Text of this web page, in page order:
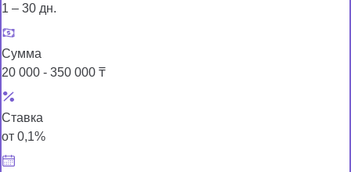
1 – 30 дн.
Сумма
20 000 - 350 000 ₸
Ставка
от 0,1%